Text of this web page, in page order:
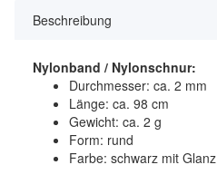
Beschreibung
Nylonband / Nylonschnur:
Durchmesser: ca. 2 mm
Länge: ca. 98 cm
Gewicht: ca. 2 g
Form: rund
Farbe: schwarz mit Glanz